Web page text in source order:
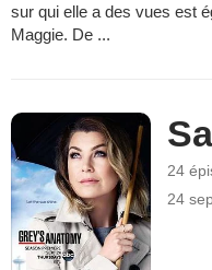
sur qui elle a des vues est
Maggie. De ...
24
24